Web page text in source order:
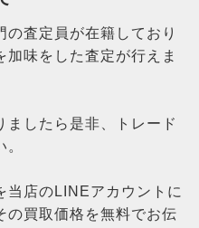
の査定員が在籍しており
加味をした査定が行えま
ましたら是非、トレード
当店のLINEアカウントに
の買取価格を無料でお伝